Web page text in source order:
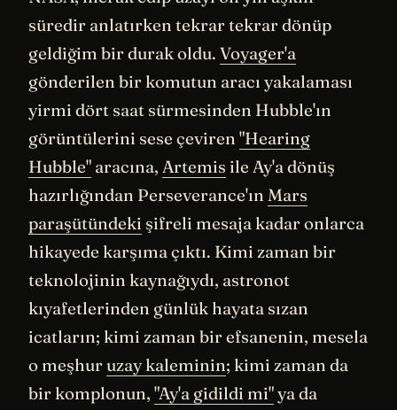
süredir anlatırken tekrar tekrar dönüp
geldiğim bir durak oldu. Voyager'a
gönderilen bir komutun aracı yakalaması
yirmi dört saat sürmesinden Hubble'ın
görüntülerini sese çeviren "Hearing
Hubble" aracına, Artemis ile Ay'a dönüş
hazırlığından Perseverance'ın Mars
paraşütündeki şifreli mesaja kadar onlarca
hikayede karşıma çıktı. Kimi zaman bir
teknolojinin kaynağıydı, astronot
kıyafetlerinden günlük hayata sızan
icatların; kimi zaman bir efsanenin, mesela
o meşhuruzay kaleminin; kimi zaman da
bir komplonun, "Ay'a gidildi mi"ya da